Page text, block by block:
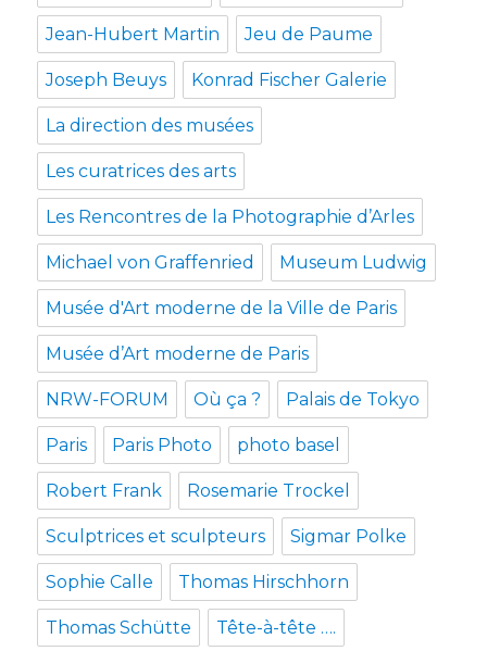
Jean-Hubert Martin Jeu de Paume
Joseph Beuys Konrad Fischer Galerie
La direction des musées
Les curatrices des arts
Les Rencontres de la Photographie d’Arles
Michael von Graffenried Museum Ludwig
Musée d'Art moderne de la Ville de Paris
Musée d’Art moderne de Paris
NRW-FORUM Où ça ? Palais de Tokyo
Paris Paris Photo photo basel
Robert Frank Rosemarie Trockel
Sculptrices et sculpteurs Sigmar Polke
Sophie Calle Thomas Hirschhorn
Thomas Schütte Tête-à-tête ….